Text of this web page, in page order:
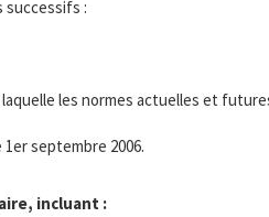
successifs :
les normes actuelles et
septembre 2006.
incluant :